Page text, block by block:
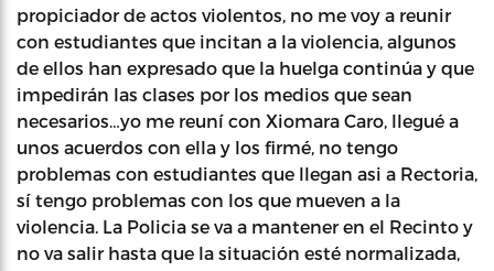
propiciador de actos violentos, no me voy a reunir
con estudiantes que incitan a la violencia, algunos
de ellos han expresado que la huelga continúa y que
impedirán las clases por los medios que sean
necesarios…yo me reuní con Xiomara Caro, llegué a
unos acuerdos con ella y los firmé, no tengo
problemas con estudiantes que llegan asi a Rectoria,
sí tengo problemas con los que mueven a la
violencia. La Policia se va a mantener en el Recinto y
no va salir hasta que la situación esté normalizada,